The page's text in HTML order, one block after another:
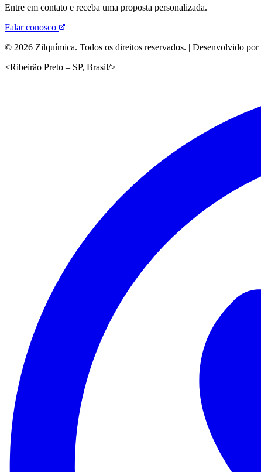
Entre em contato e receba uma proposta personalizada.
Falar conosco
© 2026 Zilquímica. Todos os direitos reservados. | Desenvolvido
<Ribeirão Preto – SP, Brasil/>